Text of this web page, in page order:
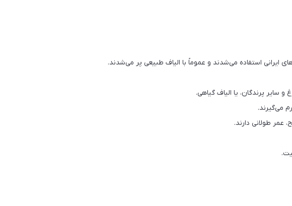
ایرانی استفاده می‌شدند و عموماً با الیاف طبیعی پر می‌شدند.
سایر پرندگان، یا الیاف گیاهی.
می‌گیرند.
طولانی دارند.